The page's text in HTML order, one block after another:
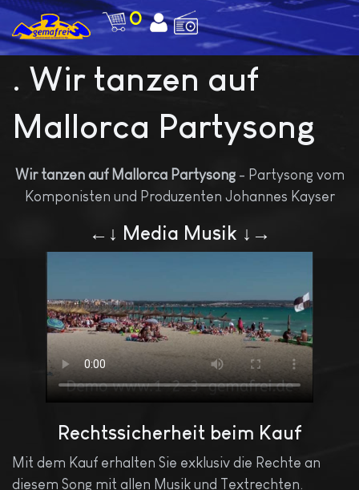
0
. Wir tanzen auf
Mallorca Partysong
Wir tanzen auf Mallorca Partysong- Partysong vom
Komponisten und Produzenten Johannes Kayser
←↓ Media Musik ↓→
Rechtssicherheit beim Kauf
Mit dem Kauf erhalten Sie exklusiv die Rechte an
diesem Song mit allen Musik und Textrechten.